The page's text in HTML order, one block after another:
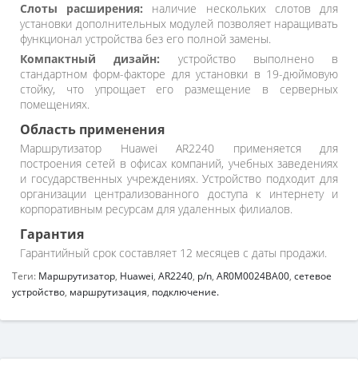
Слоты расширения: наличие нескольких слотов для
установки дополнительных модулей позволяет наращивать
функционал устройства без его полной замены.
Компактный дизайн: устройство выполнено в
стандартном форм-факторе для установки в 19-дюймовую
стойку, что упрощает его размещение в серверных
помещениях.
Область применения
Маршрутизатор Huawei AR2240 применяется для
построения сетей в офисах компаний, учебных заведениях
и государственных учреждениях. Устройство подходит для
организации централизованного доступа к интернету и
корпоративным ресурсам для удаленных филиалов.
Гарантия
Гарантийный срок составляет 12 месяцев с даты продажи.
Теги: Маршрутизатор, Huawei, AR2240, p/n, AR0M0024BA00, сетевое
устройство, маршрутизация, подключение.